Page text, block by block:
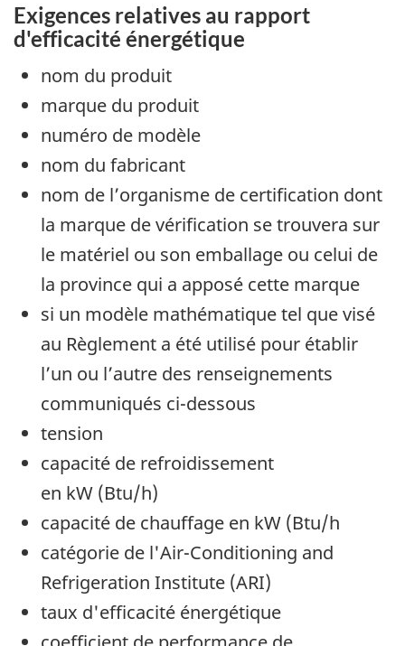
Exigences relatives au rapport
d'efficacité énergétique
nom du produit
marque du produit
numéro de modèle
nom du fabricant
nom de l’organisme de certification dont
la marque de vérification se trouvera sur
le matériel ou son emballage ou celui de
la province qui a apposé cette marque
si un modèle mathématique tel que visé
au Règlement a été utilisé pour établir
l’un ou l’autre des renseignements
communiqués ci-dessous
tension
capacité de refroidissement
en kW (Btu/h)
capacité de chauffage en kW (Btu/h
catégorie de l'Air-Conditioning and
Refrigeration Institute (ARI)
taux d'efficacité énergétique